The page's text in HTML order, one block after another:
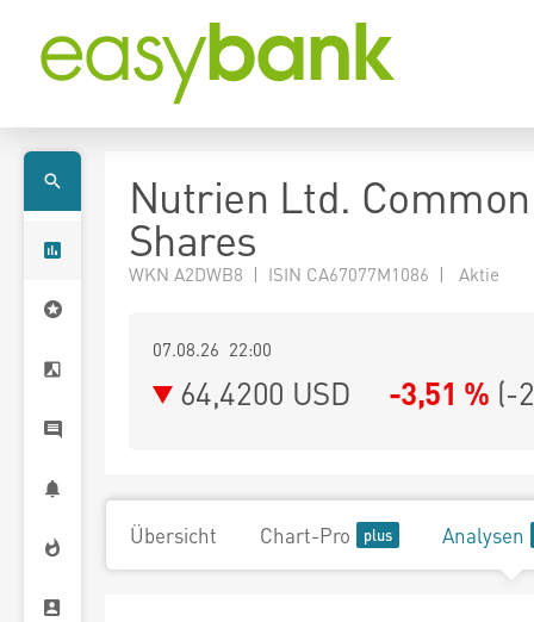
Nutrien Ltd. Common
Shares
WKN A2DWB8 | ISIN CA67077M1086 | Aktie
07.08.26 22:00
64,4200 USD -3,51 % (-
Übersicht Chart-Pro Analysen